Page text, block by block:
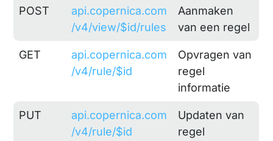
POST
api.copernica.com
/v4/view/$id/rules
Aanmaken
van een regel
GET
api.copernica.com
/v4/rule/$id
Opvragen van
regel
informatie
PUT
api.copernica.com
/v4/rule/$id
Updaten van
regel